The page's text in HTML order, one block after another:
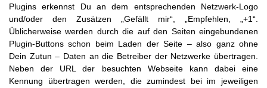
Plugins erkennst Du an dem entsprechenden Netzwerk-Logo
und/oder den Zusätzen „Gefällt mir“, „Empfehlen, „+1“.
Üblicherweise werden durch die auf den Seiten eingebundenen
Plugin-Buttons schon beim Laden der Seite – also ganz ohne
Dein Zutun – Daten an die Betreiber der Netzwerke übertragen.
Neben der URL der besuchten Webseite kann dabei eine
Kennung übertragen werden, die zumindest bei im jeweiligen